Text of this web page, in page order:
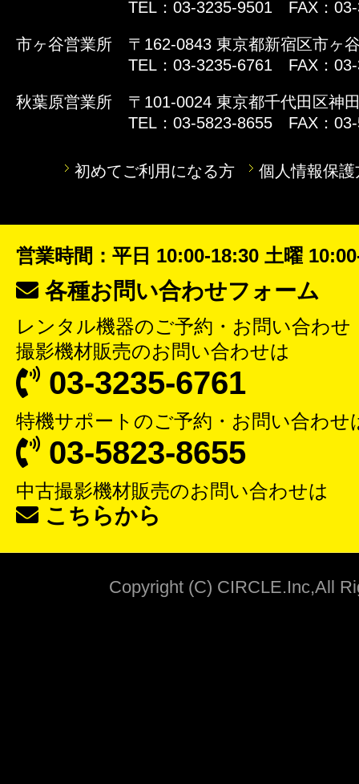
TEL：03-3235-9501 FAX：
市ヶ谷営業所
〒162-0843 東京都新宿区市ヶ
TEL：03-3235-6761 FAX：
秋葉原営業所
〒101-0024 東京都千代田区神
TEL：03-5823-8655 FAX：
初めてご利用になる方 個人情報保護
営業時間：平日 10:00-18:30 土曜
各種お問い合わせフォーム
レンタル機器のご予約・お問い合わせ
撮影機材販売のお問い合わせは
03-3235-6761
特機サポート のご予約・お問い合わせ
03-5823-8655
中古撮影機材販売のお問い合わせは
こちらから
Copyright (C) CIRCLE.Inc,All